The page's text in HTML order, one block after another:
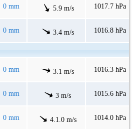
0 mm 5.9 m/s 1017.7 hPa
0 mm 3.4 m/s 1016.8 hPa
0 mm 3.1 m/s 1016.3 hPa
0 mm 3 m/s 1015.6 hPa
0 mm 4.1.0 m/s 1014.0 hPa